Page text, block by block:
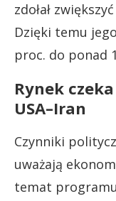
zdołał
Dzięki temu jego
proc. do ponad
Rynek
USA–Iran
Czynniki
uważają
temat